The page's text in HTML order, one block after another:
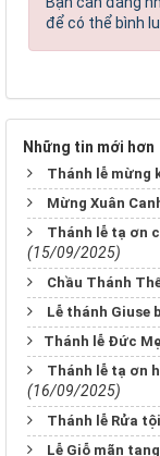
để có thể bình
Những tin mới hơn
Thánh lễ mừng
Mừng Xuân
Thánh lễ tạ ơn
(15/09/2025)
Chầu Thánh
Lễ thánh
​​​​​​​Thánh lễ Đức
Thánh lễ tạ ơn
(16/09/2025)
Thánh lễ Rửa
Lễ Giỗ mãn